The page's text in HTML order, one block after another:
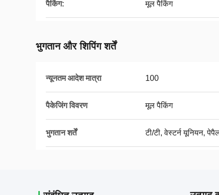
पैकिंग: मूल पैकिंग
भुगतान और शिपिंग शर्तें
न्यूनतम आदेश मात्रा 100
पैकेजिंग विवरण मूल पैकिंग
भुगतान शर्तें टी/टी, वेस्टर्न यूनियन,